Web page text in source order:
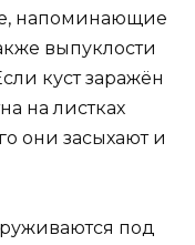
напоминающие
выпуклости
куст заражён
на листках
они засыхают и
под